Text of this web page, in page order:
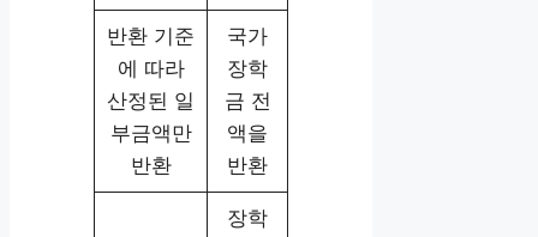
반환 기준
에 따라
산정된 일
부금액만
반환
국가
장학
금 전
액을
반환
장학